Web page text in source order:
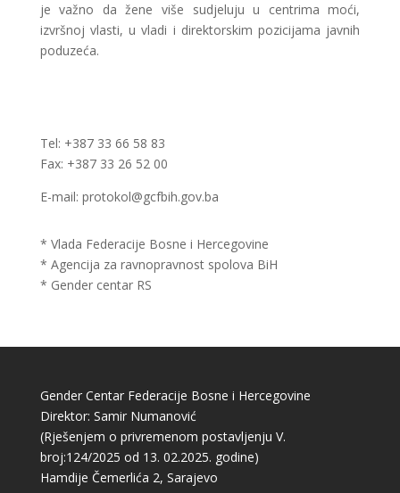
je važno da žene više sudjeluju u centrima moći,
izvršnoj vlasti, u vladi i direktorskim pozicijama javnih
poduzeća.
Tel: +387 33 66 58 83
Fax: +387 33 26 52 00
E-mail: protokol@gcfbih.gov.ba
* Vlada Federacije Bosne i Hercegovine
* Agencija za ravnopravnost spolova BiH
* Gender centar RS
Gender Centar Federacije Bosne i Hercegovine
Direktor: Samir Numanović
(Rješenjem o privremenom postavljenju V.
broj:124/2025 od 13. 02.2025. godine)
Hamdije Čemerlića 2, Sarajevo